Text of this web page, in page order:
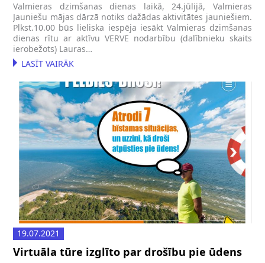
Valmieras dzimšanas dienas laikā, 24.jūlijā, Valmieras
Jauniešu mājas dārzā notiks dažādas aktivitātes jauniešiem.
Plkst.10.00 būs lieliska iespēja iesākt Valmieras dzimšanas
dienas rītu ar aktīvu VERVE nodarbību (dalībnieku skaits
ierobežots) Lauras…
LASĪT VAIRĀK
19.07.2021
Virtuāla tūre izglīto par drošību pie ūdens